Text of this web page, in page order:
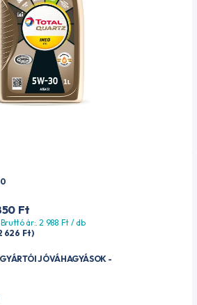
Ft
Bruttó ár:. 2 988 Ft/ db
626 Ft)
JÓVÁHAGYÁSOK -